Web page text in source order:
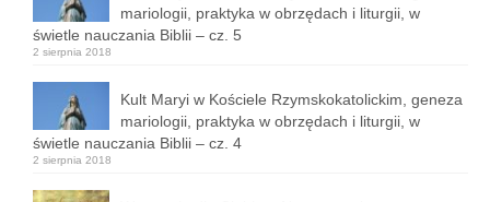
mariologii, praktyka w obrzędach i liturgii, w
świetle nauczania Biblii – cz. 5
2 sierpnia 2018
Kult Maryi w Kościele Rzymskokatolickim, geneza
mariologii, praktyka w obrzędach i liturgii, w
świetle nauczania Biblii – cz. 4
2 sierpnia 2018